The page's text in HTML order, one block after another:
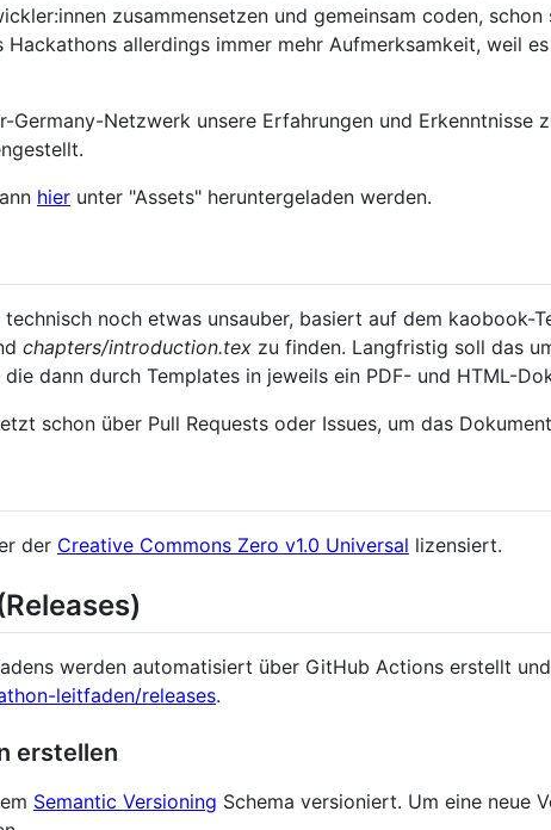
zusammensetzen und gemeinsam coden,
allerdings immer mehr Aufmerksamkeit, weil
Germany-Netzwerk unsere Erfahrungen und Erkenntnisse
hier unter "Assets" heruntergeladen werden.
noch etwas unsauber, basiert auf dem kaobook-
chapters/introduction.tex zu finden. Langfristig soll das
dann durch Templates in jeweils ein PDF- und HTML-
schon über Pull Requests oder Issues, um das
der Creative Commons Zero v1.0 Universal lizensiert.
werden automatisiert über GitHub Actions erstellt
leitfaden/releases.
erstellen
Semantic Versioning Schema versioniert. Um eine neue